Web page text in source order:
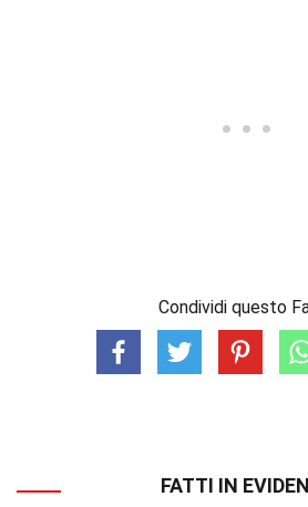
Condividi questo
FATTI IN